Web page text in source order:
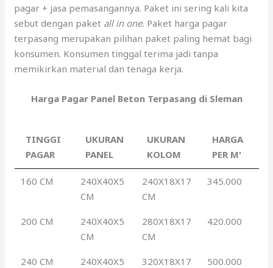
pagar + jasa pemasangannya. Paket ini sering kali kita
sebut dengan paket all in one. Paket harga pagar
terpasang merupakan pilihan paket paling hemat bagi
konsumen. Konsumen tinggal terima jadi tanpa
memikirkan material dan tenaga kerja.
Harga Pagar Panel Beton Terpasang di Sleman
TINGGI
PAGAR
UKURAN
PANEL
UKURAN
KOLOM
HARGA
PER M'
160 CM
240X40X5
CM
240X18X17
CM
345.000
200 CM
240X40X5
CM
280X18X17
CM
420.000
240 CM
240X40X5
320X18X17
500.000